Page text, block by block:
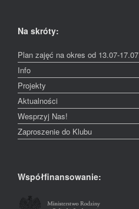
Na skróty:
Plan zajęć na okres od 13.07-
Info
Projekty
Aktualności
Wesprzyj Nas!
Zaproszenie do Klubu
Współfinansowanie: